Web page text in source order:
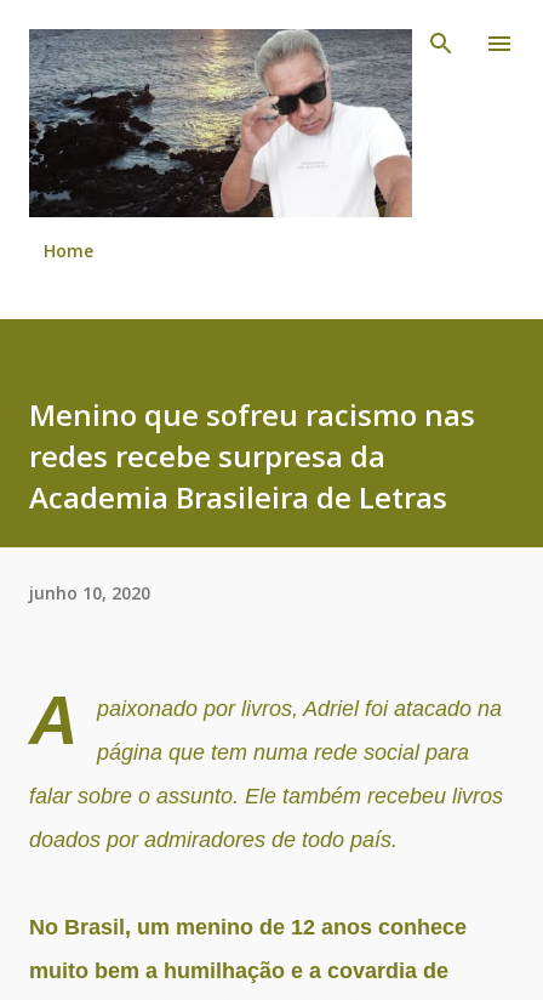
Pular para o conteúdo principal
Home
Menino que sofreu racismo nas
redes recebe surpresa da
Academia Brasileira de Letras
junho 10, 2020
A
paixonado por livros, Adriel foi atacado na
página que tem numa rede social para
falar sobre o assunto. Ele também recebeu livros
doados por admiradores de todo país.
No Brasil, um menino de 12 anos conhece
muito bem a humilhação e a covardia de